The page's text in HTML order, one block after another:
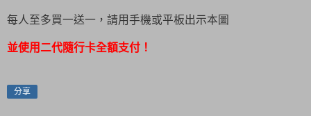
每人至多買一送一，請用手機或平板出示本圖
並使用二代隨行卡全額支付！
分享